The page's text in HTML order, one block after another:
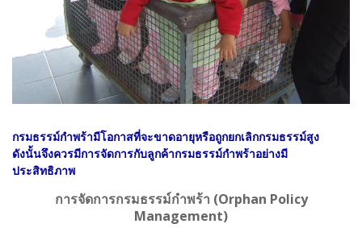
กรมธรรม์กำพร้ามีโอกาสที่จะขาดอายุหรือถูกยกเลิกกรมธรรม์สูง
ดังนั้นจึงควรมีการจัดการกับลูกค้ากรมธรรม์กำพร้าอย่างมี
ประสิทธิภาพ
การจัดการกรมธรรม์กำพร้า (Orphan Policy
Management)